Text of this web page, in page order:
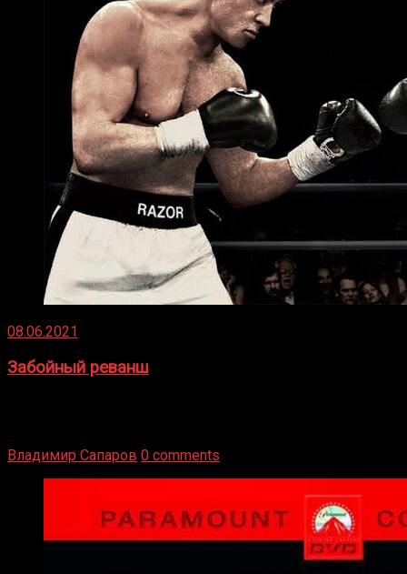
08.06.2021
Забойный реванш
Владимир Сапаров 0 comments